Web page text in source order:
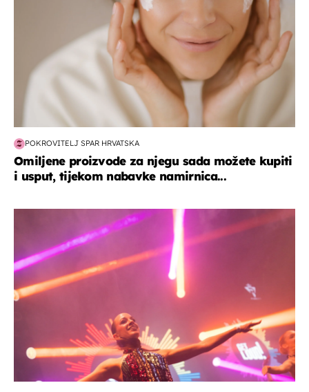
POKROVITELJ SPAR HRVATSKA
Omiljene proizvode za njegu sada možete kupiti
i usput, tijekom nabavke namirnica...